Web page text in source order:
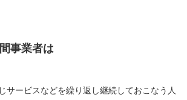
事業者は
サービスなどを繰り返し継続しておこなう人